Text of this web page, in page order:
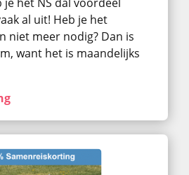
al uit! Heb je het
niet meer nodig? Dan is
want het is maandelijks